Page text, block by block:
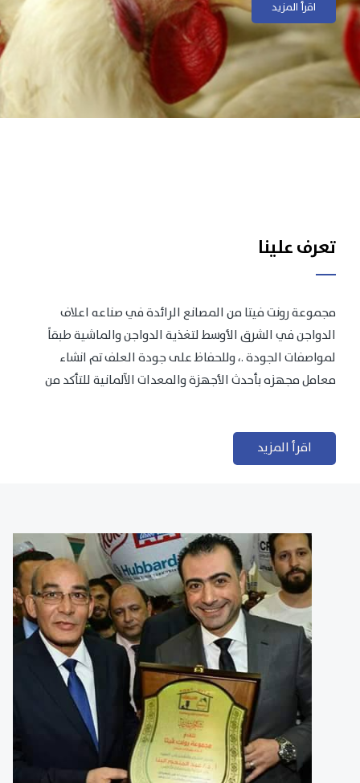
اقرأ المزيد
اقرأ المزيد
تعرف علينا
مجموعة رونت فيتا من المصانع الرائدة في صناعه اعلاف
الدواجن في الشرق الأوسط لتغذية الدواجن والماشية طبقاً
لمواصفات الجودة .، وللحفاظ على جودة العلف تم انشاء
معامل مجهزه بأحدث الأجهزة والمعدات الآلمانية للتأكد من
اقرأ المزيد